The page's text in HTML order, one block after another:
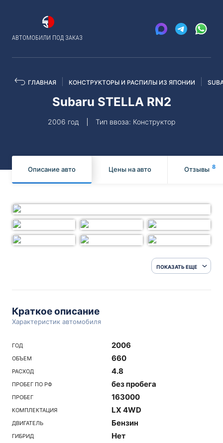
АВТОМОБИЛИ ПОД ЗАКАЗ
ГЛАВНАЯ КОНСТРУКТОРЫ И РАСПИЛЫ ИЗ ЯПОНИИ
Subaru STELLA RN2
2006 год Тип ввоза: Конструктор
Описание авто Цены на авто Отзывы 8
ПОКАЗАТЬ ЕЩЕ
Краткое описание
Характеристик автомобиля
ГОД 2006
ОБЪЕМ 660
РАСХОД 4.8
ПРОБЕГ ПО РФ без пробега
ПРОБЕГ 163000
КОМПЛЕКТАЦИЯ LX 4WD
ДВИГАТЕЛЬ Бензин
ГИБРИД Нет